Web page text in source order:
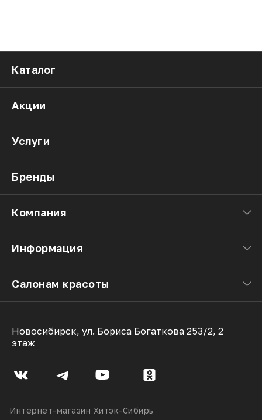
Каталог
Акции
Услуги
Бренды
Компания
Информация
Салонам красоты
Новосибирск, ул. Бориса Богаткова 253/2, 2
этаж
Интернет-магазин Хитэк-Сибирь